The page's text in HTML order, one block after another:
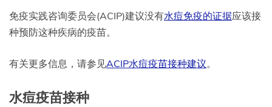
免疫实践咨询委员会(ACIP)建议没有水痘免疫的证据应该接
种预防这种疾病的疫苗。
有关更多信息，请参见ACIP水痘疫苗接种建议。
水痘疫苗接种